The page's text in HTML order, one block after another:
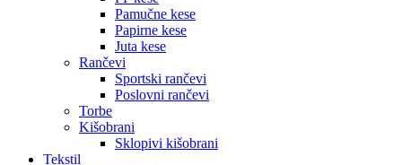
Pamučne kese
Papirne kese
Juta kese
Rančevi
Sportski rančevi
Poslovni rančevi
Torbe
Kišobrani
Sklopivi kišobrani
Tekstil